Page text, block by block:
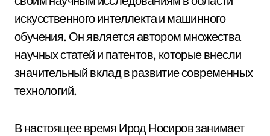
искусственного интеллекта и машинного
обучения. Он является автором множества
научных статей и патентов, которые внесли
значительный вклад в развитие современных
технологий.
В настоящее время Ирод Носиров занимает